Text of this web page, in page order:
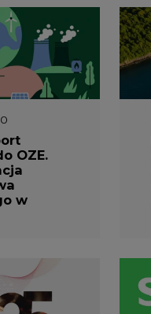
OZE.
w